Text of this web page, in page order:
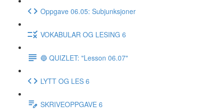
Oppgave 06.05: Subjunksjoner
VOKABULAR OG LESING 6
🔵 QUIZLET: "Lesson 06.07"
LYTT OG LES 6
SKRIVEOPPGAVE 6